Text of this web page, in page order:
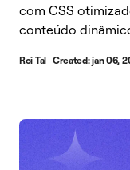
com CSS
conteúdo
Roi Tal Created:jan 06,